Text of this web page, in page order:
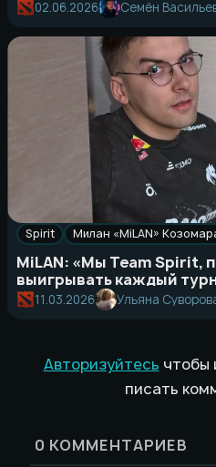
02.06.2026 Семён
Spirit Милан «MiLAN»
MiLAN: «Мы Team Spirit,
выигрывать каждый
11.03.2026 Ульяна
Авторизуйтесь чтобы
писать
0 КОММЕНТАРИЕВ